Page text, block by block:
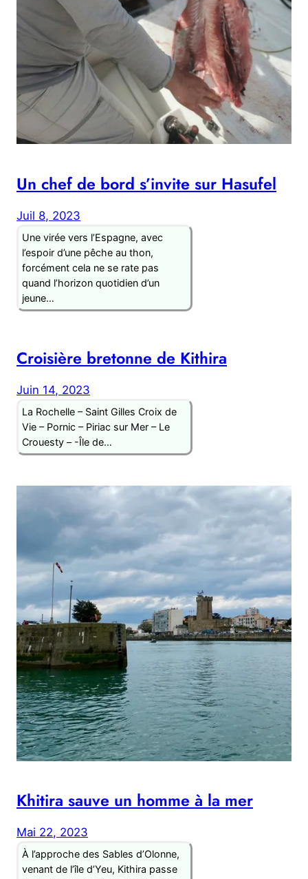
Un chef de bord s’invite sur Hasufel
Juil 8, 2023
Une virée vers l’Espagne, avec
l’espoir d’une pêche au thon,
forcément cela ne se rate pas
quand l’horizon quotidien d’un
jeune…
Croisière bretonne de Kithira
Juin 14, 2023
La Rochelle – Saint Gilles Croix de
Vie – Pornic – Piriac sur Mer – Le
Crouesty – -Île de…
Khitira sauve un homme à la mer
Mai 22, 2023
À l’approche des Sables d’Olonne,
venant de l’île d’Yeu, Kithira passe